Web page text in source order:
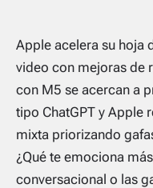
Apple acelera su hoja
video con mejoras de
con M5 se acercan a
tipo ChatGPT y Apple
mixta priorizando
¿Qué te emociona
conversacional o las